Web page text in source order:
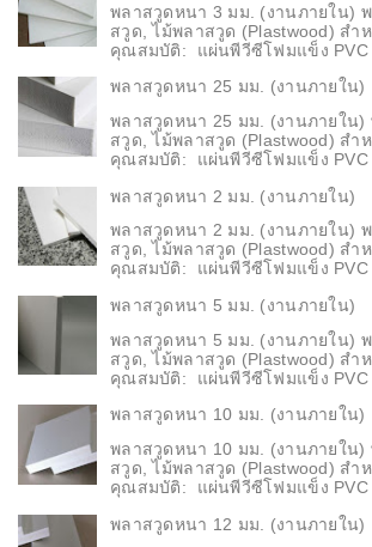
พลาสวูดหนา 3 มม. (งานภายใน)
สวูด, ไม้พลาสวูด (Plastwood) สำ
คุณสมบัติ: แผ่นพีวีซีโฟมแข็ง PVC
พลาสวูดหนา 25 มม. (งานภายใน)
พลาสวูดหนา 25 มม. (งานภายใน
สวูด, ไม้พลาสวูด (Plastwood) สำ
คุณสมบัติ: แผ่นพีวีซีโฟมแข็ง PVC
พลาสวูดหนา 2 มม. (งานภายใน)
พลาสวูดหนา 2 มม. (งานภายใน)
สวูด, ไม้พลาสวูด (Plastwood) สำ
คุณสมบัติ: แผ่นพีวีซีโฟมแข็ง PVC
พลาสวูดหนา 5 มม. (งานภายใน)
พลาสวูดหนา 5 มม. (งานภายใน)
สวูด, ไม้พลาสวูด (Plastwood) สำ
คุณสมบัติ: แผ่นพีวีซีโฟมแข็ง PVC
พลาสวูดหนา 10 มม. (งานภายใน)
พลาสวูดหนา 10 มม. (งานภายใน
สวูด, ไม้พลาสวูด (Plastwood) สำ
คุณสมบัติ: แผ่นพีวีซีโฟมแข็ง PVC
พลาสวูดหนา 12 มม. (งานภายใน)